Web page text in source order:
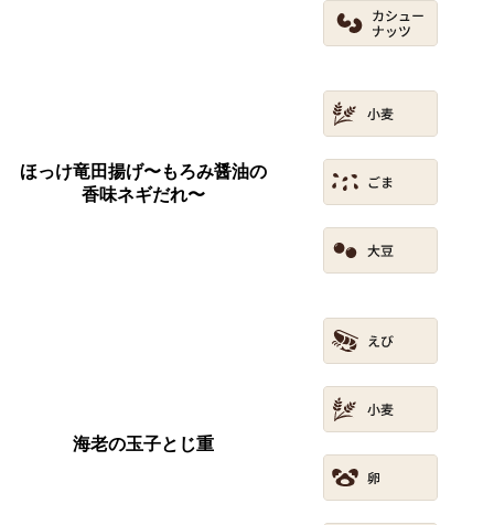
ほっけ竜田揚げ〜もろみ醤油の
香味ネギだれ〜
海老の玉子とじ重